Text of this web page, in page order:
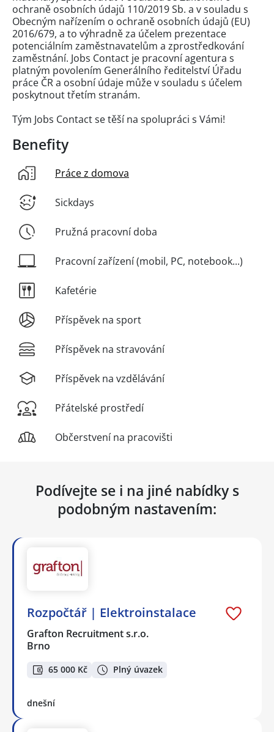
ochraně osobních údajů 110/2019 Sb. a v souladu s
Obecným nařízením o ochraně osobních údajů (EU)
2016/679, a to výhradně za účelem prezentace
potenciálním zaměstnavatelům a zprostředkování
zaměstnání. Jobs Contact je pracovní agentura s
platným povolením Generálního ředitelství Úřadu
práce ČR a osobní údaje může v souladu s účelem
poskytnout třetím stranám.
Tým Jobs Contact se těší na spolupráci s Vámi!
Benefity
Práce z domova
Sickdays
Pružná pracovní doba
Pracovní zařízení (mobil, PC, notebook...)
Kafetérie
Příspěvek na sport
Příspěvek na stravování
Příspěvek na vzdělávání
Přátelské prostředí
Občerstvení na pracovišti
Podívejte se i na jiné nabídky s
podobným nastavením:
Rozpočtář | Elektroinstalace
Grafton Recruitment s.r.o.
Brno
65 000 Kč Plný úvazek
dnešní